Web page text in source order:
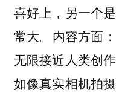
喜好上，另一个
常大。内容方面
无限接近人类创
如像真实相机拍